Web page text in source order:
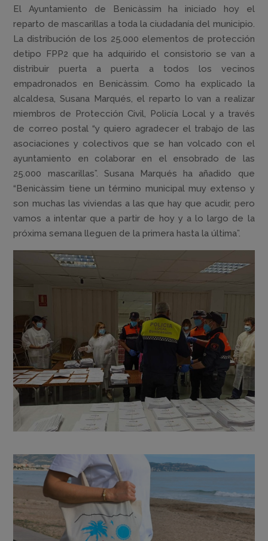
El Ayuntamiento de Benicàssim ha iniciado hoy el
reparto de mascarillas a toda la ciudadanía del municipio.
La distribución de los 25.000 elementos de protección
detipo FPP2 que ha adquirido el consistorio se van a
distribuir puerta a puerta a todos los vecinos
empadronados en Benicàssim. Como ha explicado la
alcaldesa, Susana Marqués, el reparto lo van a realizar
miembros de Protección Civil, Policía Local y a través
de correo postal “y quiero agradecer el trabajo de las
asociaciones y colectivos que se han volcado con el
ayuntamiento en colaborar en el ensobrado de las
25.000 mascarillas”. Susana Marqués ha añadido que
“Benicàssim tiene un término municipal muy extenso y
son muchas las viviendas a las que hay que acudir, pero
vamos a intentar que a partir de hoy y a lo largo de la
próxima semana lleguen de la primera hasta la última”.